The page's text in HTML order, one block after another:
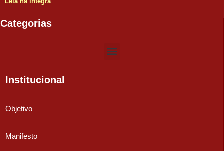
Categorias
Institucional
Objetivo
Manifesto